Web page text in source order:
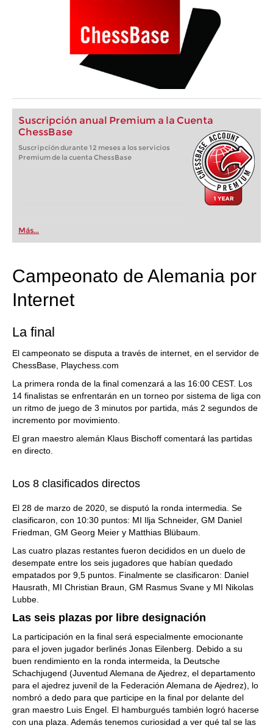
Suscripción anual Premium a la Cuenta
ChessBase
Suscripción durante 12 meses a los servicios
Premium de la cuenta ChessBase
Más...
Campeonato de Alemania por
Internet
La final
El campeonato se disputa a través de internet, en el servidor de
ChessBase, Playchess.com
La primera ronda de la final comenzará a las 16:00 CEST. Los
14 finalistas se enfrentarán en un torneo por sistema de liga con
un ritmo de juego de 3 minutos por partida, más 2 segundos de
incremento por movimiento.
El gran maestro alemán Klaus Bischoff comentará las partidas
en directo.
Los 8 clasificados directos
El 28 de marzo de 2020, se disputó la ronda intermedia. Se
clasificaron, con 10:30 puntos: MI Ilja Schneider, GM Daniel
Friedman, GM Georg Meier y Matthias Blübaum.
Las cuatro plazas restantes fueron decididos en un duelo de
desempate entre los seis jugadores que habían quedado
empatados por 9,5 puntos. Finalmente se clasificaron: Daniel
Hausrath, MI Christian Braun, GM Rasmus Svane y MI Nikolas
Lubbe.
Las seis plazas por libre designación
La participación en la final será especialmente emocionante
para el joven jugador berlinés Jonas Eilenberg. Debido a su
buen rendimiento en la ronda intermeida, la Deutsche
Schachjugend (Juventud Alemana de Ajedrez, el departamento
para el ajedrez juvenil de la Federación Alemana de Ajedrez), lo
nombró a dedo para que participe en la final por delante del
gran maestro Luis Engel. El hamburgués también logró hacerse
con una plaza. Además tenemos curiosidad a ver qué tal se las